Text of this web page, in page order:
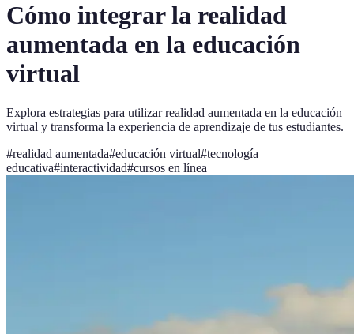
Cómo integrar la realidad
aumentada en la educación
virtual
Explora estrategias para utilizar realidad aumentada en la educación
virtual y transforma la experiencia de aprendizaje de tus estudiantes.
#realidad aumentada#educación virtual#tecnología
educativa#interactividad#cursos en línea